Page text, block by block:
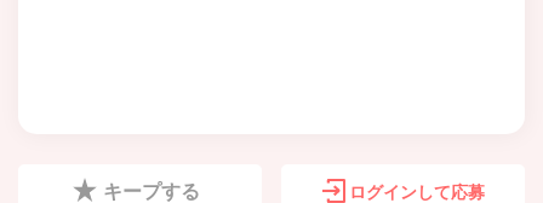
キープする ログインして応募